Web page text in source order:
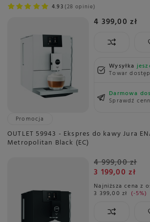
4.93 28 opinie
4 399,00 zł
Wysyłka
Towar
Darmowa
Sprawdź
Promocja
OUTLET 59943 - Ekspres do kawy Jura
Metropolitan Black (EC)
4 999,00 zł
3 199,00 zł
Najniższa cena z
3 399,00 zł -5%